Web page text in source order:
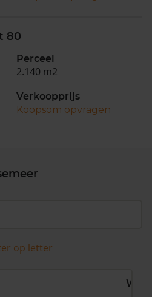
80
Perceel
2.140 m2
Verkoopprijs
Koopsom opvragen
op letter
Wijk